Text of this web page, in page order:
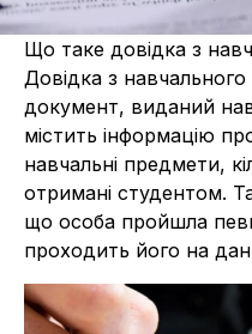
Що таке довідка з
Довідка з
документ, виданий
містить інформацію
навчальні предмети,
отримані студентом.
що особа пройшла
проходить його на